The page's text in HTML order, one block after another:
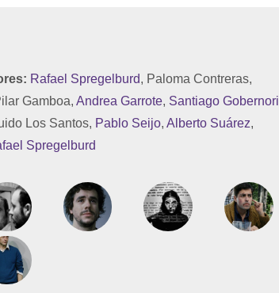
Rafael Spregelburd, Paloma Contreras,
Gamboa,Andrea Garrote, Santiago Gobernori
Los Santos, Pablo Seijo,Alberto Suárez,
Spregelburd